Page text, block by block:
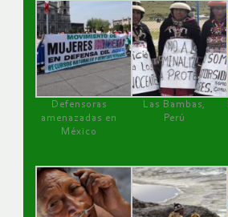
Defensoras
amenazadas en
México
Las Bambas,
Perú